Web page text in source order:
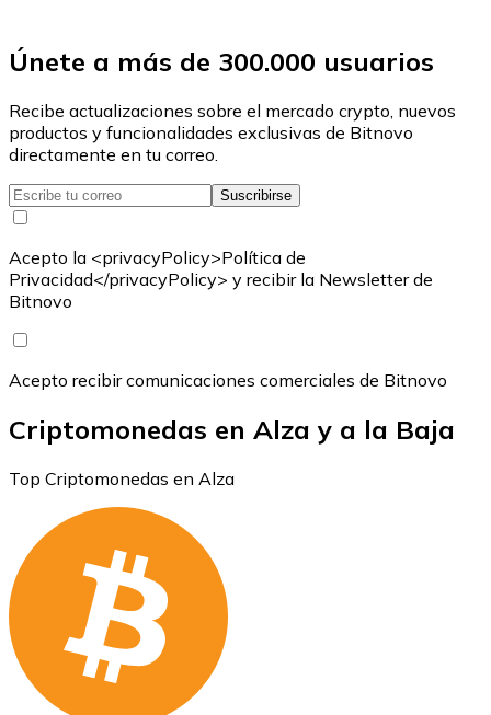
Únete a más de 300.000 usuarios
Recibe actualizaciones sobre el mercado crypto, nuevos
productos y funcionalidades exclusivas de Bitnovo
directamente en tu correo.
Suscribirse
Acepto la <privacyPolicy>Política de
Privacidad</privacyPolicy> y recibir la Newsletter de
Bitnovo
Acepto recibir comunicaciones comerciales de Bitnovo
Criptomonedas en Alza y a la Baja
Top Criptomonedas en Alza